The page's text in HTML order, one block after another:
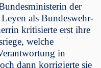
der
als Bundeswehr-
kritisierte erst ihre
welche
in
dann korrigierte sie